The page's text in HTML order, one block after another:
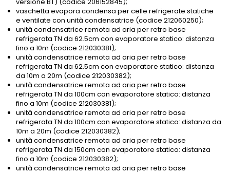
versione BT) (codice 206152845);
vaschetta evapora condensa per celle refrigerate statiche
e ventilate con unità condensatrice (codice 212060250);
unità condensatrice remota ad aria per retro base
refrigerata TN da 62.5cm con evaporatore statico: distanza
fino a 10m (codice 212030381);
unità condensatrice remota ad aria per retro base
refrigerata TN da 62.5cm con evaporatore statico: distanza
da 10m a 20m (codice 212030382);
unità condensatrice remota ad aria per retro base
refrigerata TN da 100cm con evaporatore statico: distanza
fino a 10m (codice 212030381);
unità condensatrice remota ad aria per retro base
refrigerata TN da 100cm con evaporatore statico: distanza da
10m a 20m (codice 212030382);
unità condensatrice remota ad aria per retro base
refrigerata TN da 150cm con evaporatore statico: distanza
fino a 10m (codice 212030382);
unità condensatrice remota ad aria per retro base